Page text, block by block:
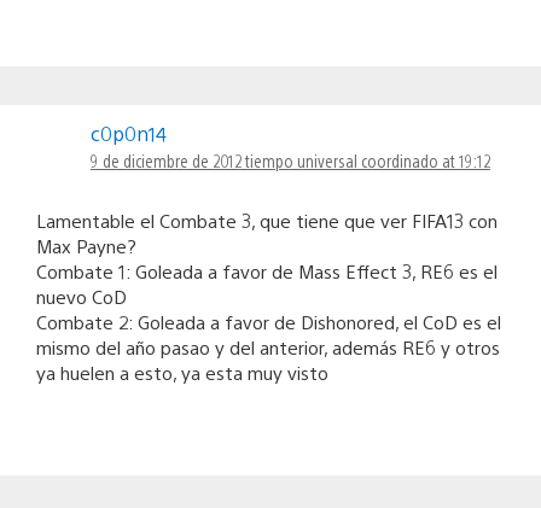
c0p0n14
9 de diciembre de 2012 tiempo universal coordinado at 19:12
Lamentable el Combate 3, que tiene que ver FIFA13 con
Max Payne?
Combate 1: Goleada a favor de Mass Effect 3, RE6 es el
nuevo CoD
Combate 2: Goleada a favor de Dishonored, el CoD es el
mismo del año pasao y del anterior, además RE6 y otros
ya huelen a esto, ya esta muy visto